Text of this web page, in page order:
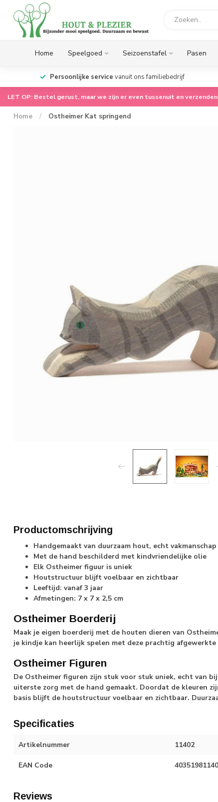
Home Speelgoed Seizoenstafel Pasen
Persoonlijke service vanuit ons familiebedrijf
LET OP: Bestel gerust, maar we zijn er even tussenuit en
Home / Ostheimer Kat springend
Productomschrijving
Handgemaakt van duurzaam hout, echt vakmanschap
Met de hand beschilderd met kindvriendelijke olie
Elk Ostheimer figuur is uniek
Houtstructuur blijft voelbaar en zichtbaar
Leeftijd: vanaf 3 jaar
Afmetingen: 7 x 7 x 2,5 cm
Ostheimer Boerderij
Maak je eigen boerderij met de houten dieren van
je kindje kan heerlijk spelen met deze prachtig afgewerkte
Ostheimer Figuren
De Ostheimer figuren zijn stuk voor stuk uniek, echt van
uiterste zorg met de hand gemaakt. Doordat de kleuren
basis blijft de houtstructuur voelbaar en zichtbaar.
Specificaties
Artikelnummer 11402
EAN Code
Reviews